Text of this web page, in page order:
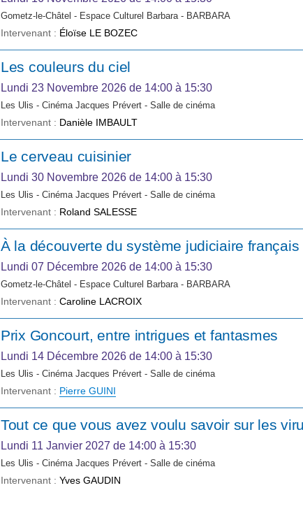
Gometz-le-Châtel - Espace Culturel Barbara - BARBARA
Intervenant : Éloïse LE BOZEC
Les couleurs du ciel
Lundi 23 Novembre 2026 de 14:00 à 15:30
Les Ulis - Cinéma Jacques Prévert - Salle de cinéma
Intervenant : Danièle IMBAULT
Le cerveau cuisinier
Lundi 30 Novembre 2026 de 14:00 à 15:30
Les Ulis - Cinéma Jacques Prévert - Salle de cinéma
Intervenant : Roland SALESSE
À la découverte du système judiciaire français
Lundi 07 Décembre 2026 de 14:00 à 15:30
Gometz-le-Châtel - Espace Culturel Barbara - BARBARA
Intervenant : Caroline LACROIX
Prix Goncourt, entre intrigues et fantasmes
Lundi 14 Décembre 2026 de 14:00 à 15:30
Les Ulis - Cinéma Jacques Prévert - Salle de cinéma
Intervenant : Pierre GUINI
Tout ce que vous avez voulu savoir sur les
Lundi 11 Janvier 2027 de 14:00 à 15:30
Les Ulis - Cinéma Jacques Prévert - Salle de cinéma
Intervenant : Yves GAUDIN